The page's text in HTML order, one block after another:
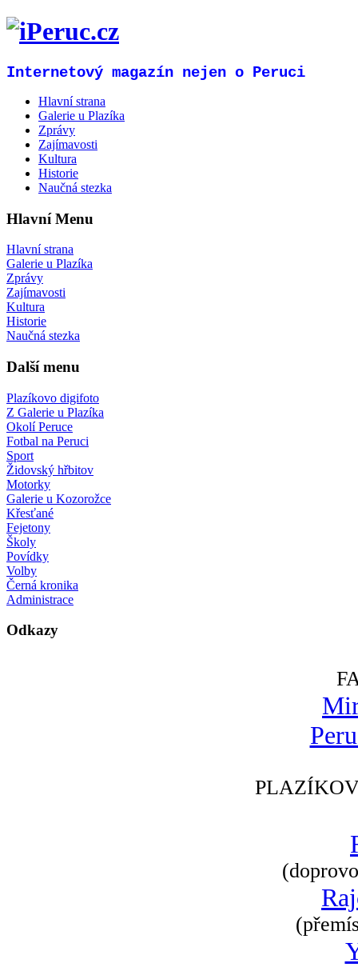
Internetový magazín nejen o Peruci
Hlavní strana
Galerie u Plazíka
Zprávy
Zajímavosti
Kultura
Historie
Naučná stezka
Hlavní Menu
Hlavní strana
Galerie u Plazíka
Zprávy
Zajímavosti
Kultura
Historie
Naučná stezka
Další menu
Plazíkovo digifoto
Z Galerie u Plazíka
Okolí Peruce
Fotbal na Peruci
Sport
Židovský hřbitov
Motorky
Galerie u Kozorožce
Křesťané
Fejetony
Školy
Povídky
Volby
Černá kronika
Administrace
Odkazy